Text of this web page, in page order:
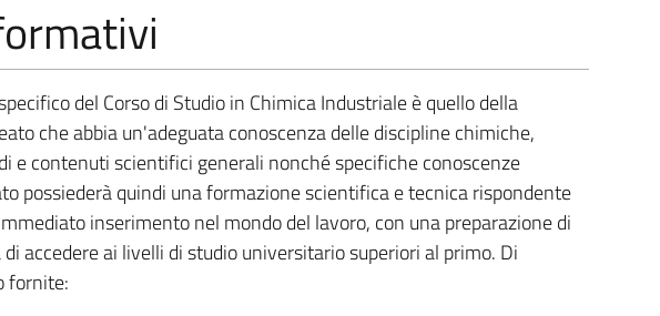
del Corso di Studio in Chimica Industriale è quello della
che abbia un'adeguata conoscenza delle discipline chimiche,
e contenuti scientifici generali nonché specifiche conoscenze
possiederà quindi una formazione scientifica e tecnica rispondente
inserimento nel mondo del lavoro, con una preparazione di
accedere ai livelli di studio universitario superiori al primo. Di
fornite: